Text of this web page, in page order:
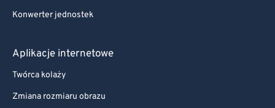
Konwerter jednostek
Aplikacje internetowe
Twórca kolaży
Zmiana rozmiaru obrazu